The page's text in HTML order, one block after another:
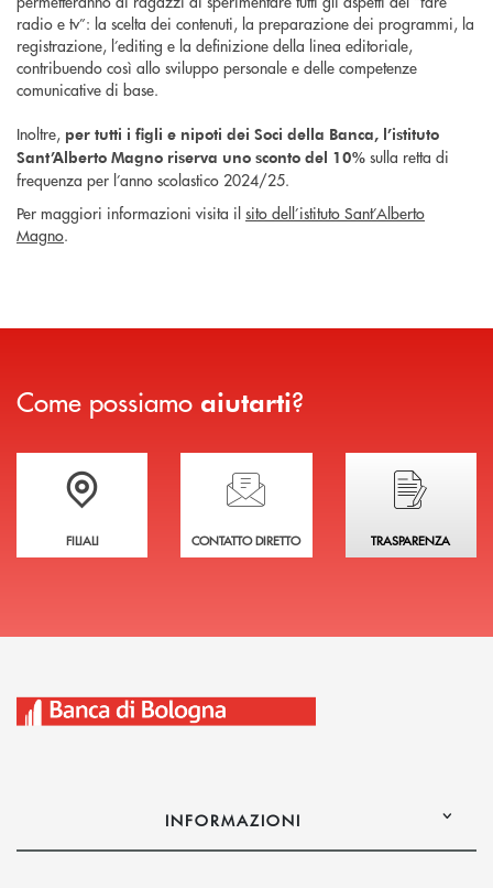
radio e tv”: la scelta dei contenuti, la preparazione dei programmi, la
registrazione, l’editing e la definizione della linea editoriale,
contribuendo così allo sviluppo personale e delle competenze
comunicative di base.
Inoltre, per tutti i figli e nipoti dei Soci della Banca, l’istituto
Sant’Alberto Magno riserva uno sconto del 10% sulla retta di
frequenza per l’anno scolastico 2024/25.
Per maggiori informazioni visita il sito dell’istituto Sant’Alberto
Magno.
Come possiamo aiutarti?
Trova la filiale più vicina a te
FILIALI
Hai bisogno di assistenza immediata?
CONTATTO DIRETTO
Hai bisogno di
TRASPARENZA
INFORMAZIONI